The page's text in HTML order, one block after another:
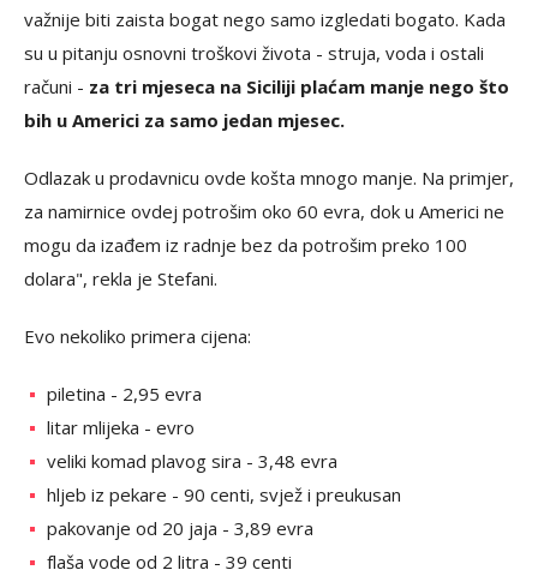
važnije biti zaista bogat nego samo izgledati bogato. Kada
su u pitanju osnovni troškovi života - struja, voda i ostali
računi - za tri mjeseca na Siciliji plaćam manje nego što
bih u Americi za samo jedan mjesec.
Odlazak u prodavnicu ovde košta mnogo manje. Na primjer,
za namirnice ovdej potrošim oko 60 evra, dok u Americi ne
mogu da izađem iz radnje bez da potrošim preko 100
dolara", rekla je Stefani.
Evo nekoliko primera cijena:
piletina - 2,95 evra
litar mlijeka - evro
veliki komad plavog sira - 3,48 evra
hljeb iz pekare - 90 centi, svjež i preukusan
pakovanje od 20 jaja - 3,89 evra
flaša vode od 2 litra - 39 centi